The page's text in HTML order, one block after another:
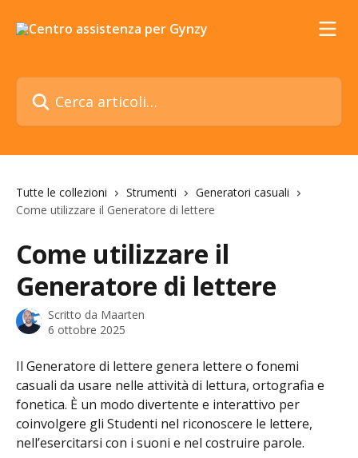
Cerca articoli…
Tutte le collezioni Strumenti
Generatori casuali
Come utilizzare il Generatore di lettere
Come utilizzare il
Generatore di lettere
Scritto da Maarten
6 ottobre 2025
Il Generatore di lettere genera lettere o fonemi
casuali da usare nelle attività di lettura, ortografia e
fonetica. È un modo divertente e interattivo per
coinvolgere gli Studenti nel riconoscere le lettere,
nell’esercitarsi con i suoni e nel costruire parole.